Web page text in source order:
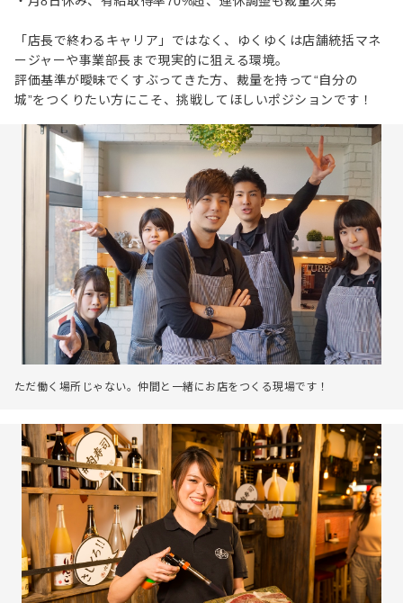
「店長で終わるキャリア」ではなく、ゆくゆくは店舗統括マネ
ージャーや事業部長まで現実的に狙える環境。
評価基準が曖昧でくすぶってきた方、裁量を持って“自分の
城”をつくりたい方にこそ、挑戦してほしいポジションです！
ただ働く場所じゃない。仲間と一緒にお店をつくる現場です！